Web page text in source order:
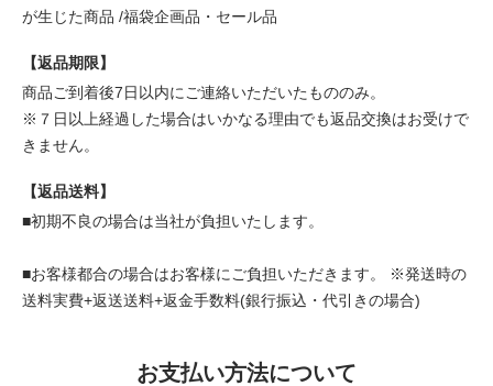
が生じた商品 /福袋企画品・セール品
【返品期限】
商品ご到着後7日以内にご連絡いただいたもののみ。
※７日以上経過した場合はいかなる理由でも返品交換はお受けで
きません。
【返品送料】
■初期不良の場合は当社が負担いたします。
■お客様都合の場合はお客様にご負担いただきます。 ※発送時の
送料実費+返送送料+返金手数料(銀行振込・代引きの場合)
お支払い方法について